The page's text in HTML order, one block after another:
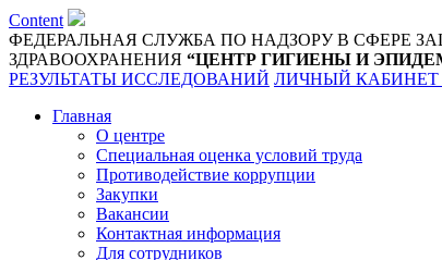
Content
ФЕДЕРАЛЬНАЯ СЛУЖБА ПО НАДЗОРУ В СФЕРЕ
ЗДРАВООХРАНЕНИЯ “ЦЕНТР ГИГИЕНЫ И
РЕЗУЛЬТАТЫ ИССЛЕДОВАНИЙ ЛИЧНЫЙ КАБИНЕТ
Главная
О центре
Специальная оценка условий труда
Противодействие коррупции
Закупки
Вакансии
Контактная информация
Для сотрудников